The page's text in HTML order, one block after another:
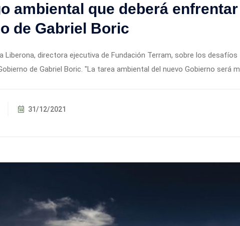
ambiental que deberá
de Gabriel Boric
Liberona, directora ejecutiva de Fundación Terram, sobre los desafíos
de Gabriel Boric. "La tarea ambiental del nuevo Gobierno será
31/12/2021